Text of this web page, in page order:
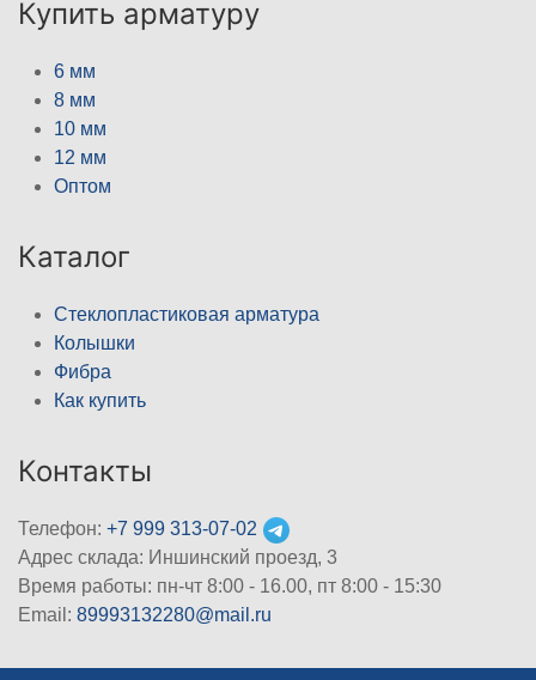
Купить арматуру
6 мм
8 мм
10 мм
12 мм
Оптом
Каталог
Стеклопластиковая арматура
Колышки
Фибра
Как купить
Контакты
Телефон: +7 999 313-07-02
Адрес склада: Иншинский проезд, 3
Время работы: пн-чт 8:00 - 16.00, пт 8:00 - 15:30
Email: 89993132280@mail.ru